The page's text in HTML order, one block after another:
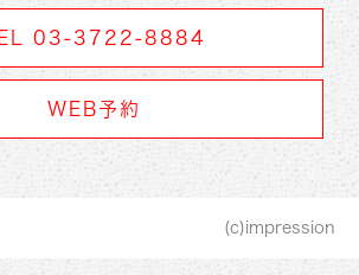
03-3722-8884
WEB予約
(c)impression